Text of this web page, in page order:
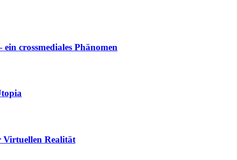
crossmediales Phänomen
Virtuellen Realität